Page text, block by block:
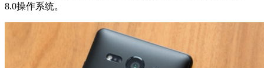
8.0操作系统。